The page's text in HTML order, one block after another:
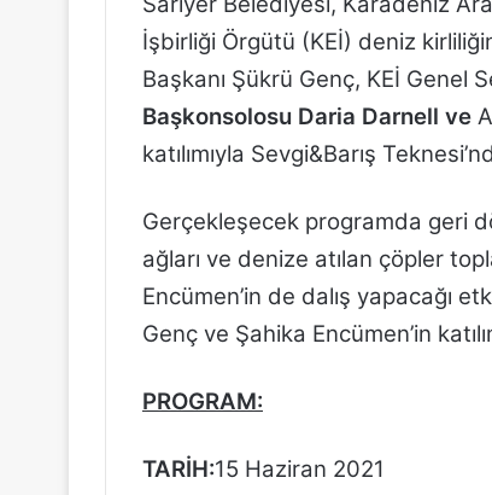
İşbirliği Örgütü (KEİ) deniz
Başkanı Şükrü Genç, KEİ Genel
Başkonsolosu Daria Darnell ve
katılımıyla Sevgi&Barış
Gerçekleşecek programda geri
ağları ve denize atılan çöpler
Encümen’in de dalış yapacağı
Genç ve Şahika Encümen’in
PROGRAM:
TARİH:15 Haziran 2021